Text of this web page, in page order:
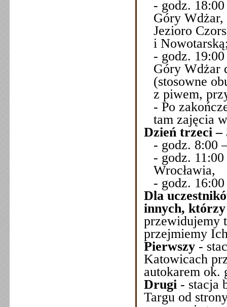
- godz.
Góry Wdżar,
Jezioro
i
- godz.
Góry Wdżar
(stosowne
z piwem,
- Po
tam zajęcia
Dzień trzeci –
- godz. 8:00
- godz.
Wrocławia,
- godz.
Dla
innych,
przewidujemy
przejmiemy
Pierwszy -
Katowicach
autokarem
Drugi - stacja
Targu od